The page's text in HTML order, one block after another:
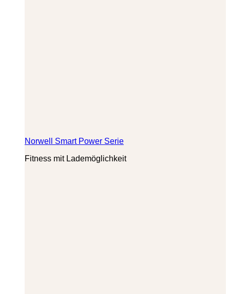
Norwell Smart Power Serie
Fitness mit Lademöglichkeit